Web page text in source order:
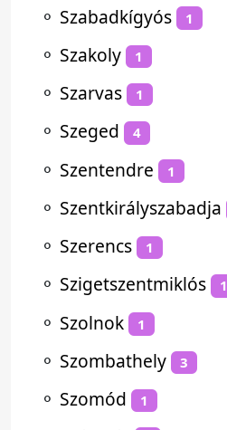
⚬ Szabadkígyós 1
⚬ Szakoly 1
⚬ Szarvas 1
⚬ Szeged 4
⚬ Szentendre 1
⚬ Szentkirályszabadja
⚬ Szerencs 1
⚬ Szigetszentmiklós 1
⚬ Szolnok 1
⚬ Szombathely 3
⚬ Szomód 1